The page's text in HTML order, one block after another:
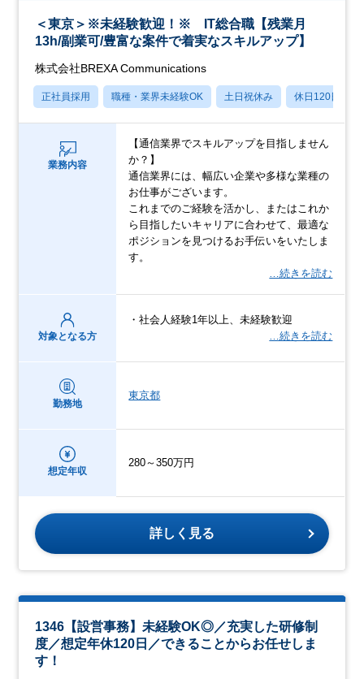
＜東京＞※未経験歓迎！※ IT総合職【残業月
13h/副業可/豊富な案件で着実なスキルアップ】
株式会社BREXA Communications
正社員採用 職種・業界未経験OK 土日祝休み 休日120日以上
業務内容
【通信業界でスキルアップを目指しません
か？】
通信業界には、幅広い企業や多様な業種の
お仕事がございます。
これまでのご経験を活かし、またはこれか
ら目指したいキャリアに合わせて、最適な
ポジションを見つけるお手伝いをいたしま
す。
…続きを読む
対象となる方
・社会人経験1年以上、未経験歓迎
…続きを読む
勤務地
東京都
想定年収
280～350万円
詳しく見る
1346【設営事務】未経験OK◎／充実した研修制
度／想定年休120日／できることからお任せしま
す！